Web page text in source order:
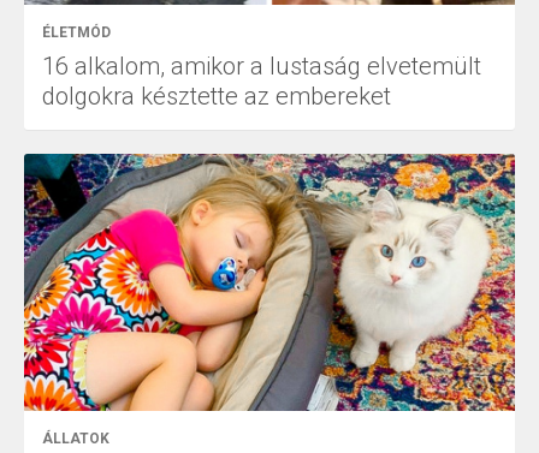
ÉLETMÓD
16 alkalom, amikor a lustaság elvetemült
dolgokra késztette az embereket
ÁLLATOK